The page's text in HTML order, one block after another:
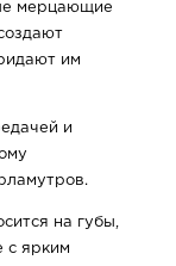
мерцающие
им
и
на губы,
с ярким